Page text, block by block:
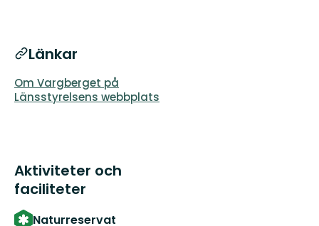
Länkar
Om Vargberget på
Länsstyrelsens webbplats
Aktiviteter och
faciliteter
Naturreservat